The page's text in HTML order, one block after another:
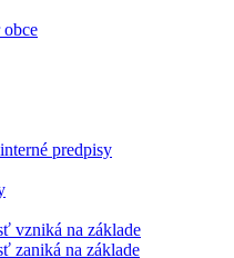
predpisy
vzniká na základe
zaniká na základe